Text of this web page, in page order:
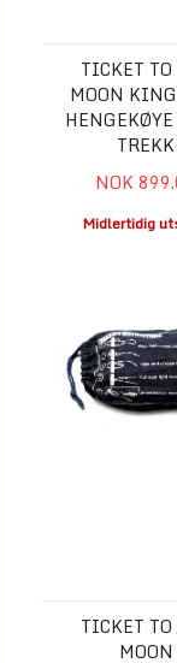
TICKET TO
MOON
TREKK
NOK
Midlertidig
TICKET TO
MOON